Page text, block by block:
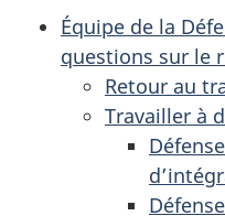
Équipe de la
questions sur le
Retour au
Travailler à